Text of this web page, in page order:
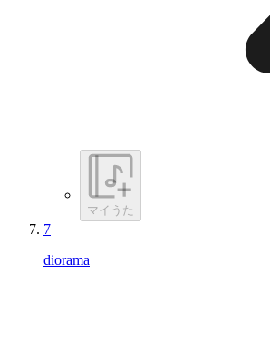
マイうた
7
diorama